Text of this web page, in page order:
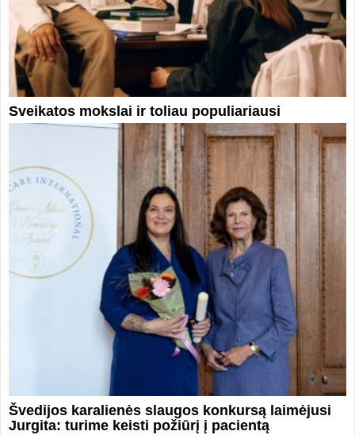
Sveikatos mokslai ir toliau populiariausi
Švedijos karalienės slaugos konkursą laimėjusi
Jurgita: turime keisti požiūrį į pacientą